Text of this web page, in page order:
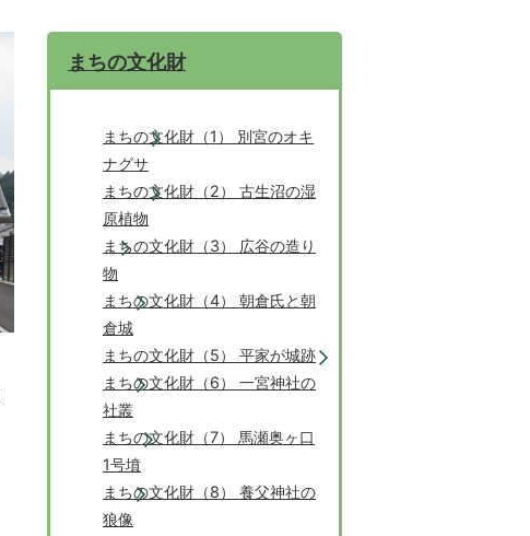
まちの文化財
まちの文化財（1） 別宮のオキ
ナグサ
まちの文化財（2） 古生沼の湿
原植物
まちの文化財（3） 広谷の造り
物
まちの文化財（4） 朝倉氏と朝
倉城
まちの文化財（5） 平家が城跡
まちの文化財（6） 一宮神社の
社叢
まちの文化財（7） 馬瀬奥ヶ口
1号墳
まちの文化財（8） 養父神社の
狼像